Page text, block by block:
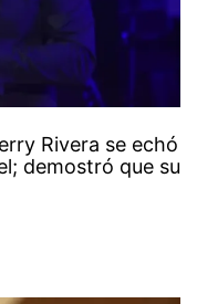
Rivera se echó
demostró que su